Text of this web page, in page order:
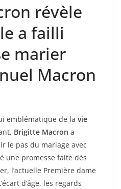
révèle
a failli
marier
Macron
emblématique de la vie
Brigitte Macron a
le pas du mariage avec
une promesse faite dès
l’actuelle Première dame
d’âge, les regards